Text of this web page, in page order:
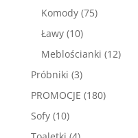
produktów
Komody 7575
Ławy 1010
produktów
Meblościanki 1212
Próbniki 33
produkty
PROMOCJE 180180
Sofy 1010
produktów